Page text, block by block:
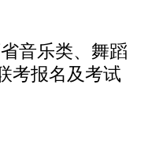
音乐类、舞蹈
考报名及考试